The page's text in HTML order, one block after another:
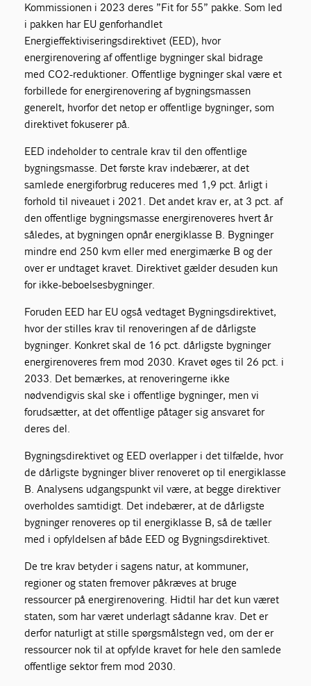
Kommissionen i 2023 deres ”Fit for 55” pakke. Som led
i pakken har EU genforhandlet
Energieffektiviseringsdirektivet (EED), hvor
energirenovering af offentlige bygninger skal bidrage
med CO2-reduktioner. Offentlige bygninger skal være et
forbillede for energirenovering af bygningsmassen
generelt, hvorfor det netop er offentlige bygninger, som
direktivet fokuserer på.
EED indeholder to centrale krav til den offentlige
bygningsmasse. Det første krav indebærer, at det
samlede energiforbrug reduceres med 1,9 pct. årligt i
forhold til niveauet i 2021. Det andet krav er, at 3 pct. af
den offentlige bygningsmasse energirenoveres hvert år
således, at bygningen opnår energiklasse B. Bygninger
mindre end 250 kvm eller med energimærke B og der
over er undtaget kravet. Direktivet gælder desuden kun
for ikke-beboelsesbygninger.
Foruden EED har EU også vedtaget Bygningsdirektivet,
hvor der stilles krav til renoveringen af de dårligste
bygninger. Konkret skal de 16 pct. dårligste bygninger
energirenoveres frem mod 2030. Kravet øges til 26 pct. i
2033. Det bemærkes, at renoveringerne ikke
nødvendigvis skal ske i offentlige bygninger, men vi
forudsætter, at det offentlige påtager sig ansvaret for
deres del.
Bygningsdirektivet og EED overlapper i det tilfælde, hvor
de dårligste bygninger bliver renoveret op til energiklasse
B. Analysens udgangspunkt vil være, at begge direktiver
overholdes samtidigt. Det indebærer, at de dårligste
bygninger renoveres op til energiklasse B, så de tæller
med i opfyldelsen af både EED og Bygningsdirektivet.
De tre krav betyder i sagens natur, at kommuner,
regioner og staten fremover påkræves at bruge
ressourcer på energirenovering. Hidtil har det kun været
staten, som har været underlagt sådanne krav. Det er
derfor naturligt at stille spørgsmålstegn ved, om der er
ressourcer nok til at opfylde kravet for hele den samlede
offentlige sektor frem mod 2030.